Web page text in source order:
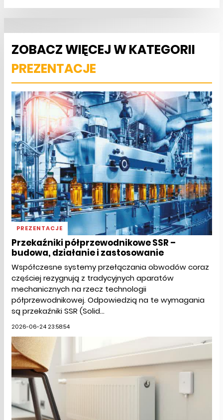
ZOBACZ WIĘCEJ W KATEGORII
PREZENTACJE
PREZENTACJE
Przekaźniki półprzewodnikowe SSR –
budowa, działanie i zastosowanie
Współczesne systemy przełączania obwodów coraz
częściej rezygnują z tradycyjnych aparatów
mechanicznych na rzecz technologii
półprzewodnikowej. Odpowiedzią na te wymagania
są przekaźniki SSR (Solid...
2026-06-24 23:58:54